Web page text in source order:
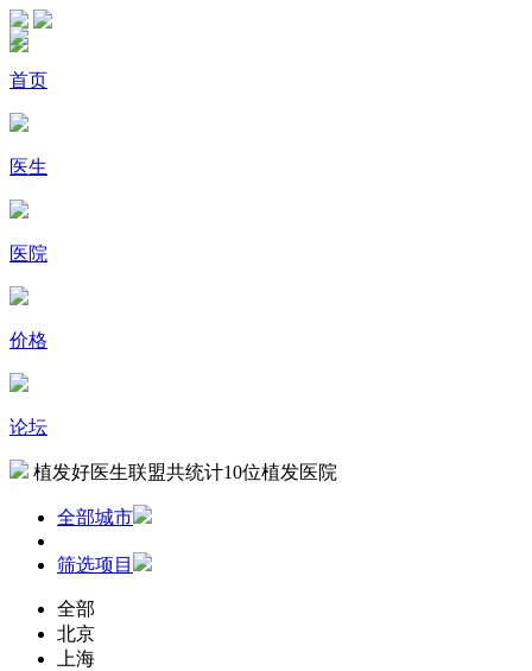
首页
医生
医院
价格
论坛
植发好医生联盟共统计10位植发医院
全部城市
筛选项目
全部
北京
上海